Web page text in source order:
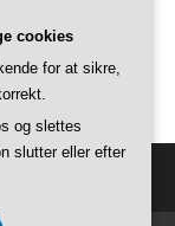
Næste indlæg
Prøv
games
cookies
for at sikre,
og slettes
slutter eller efter